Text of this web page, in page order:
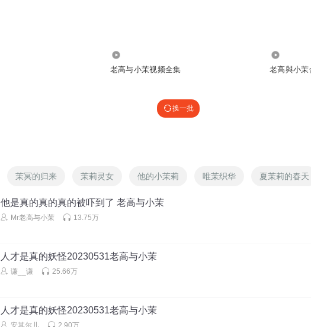
老高与小茉视频全集 老高與小茉
换一批
茉冥的归来 茉莉灵女 他的小茉莉 唯茉织华 夏茉莉的春天
他是真的真的真的被吓到了 老高与小茉
Mr老高与小茉 13.75万
人才是真的妖怪20230531老高与小茉
谦__谦 25.66万
人才是真的妖怪20230531老高与小茉